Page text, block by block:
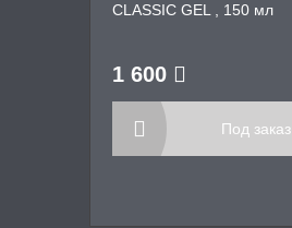
CLASSIC GEL , 150 мл
1 600
Под заказ